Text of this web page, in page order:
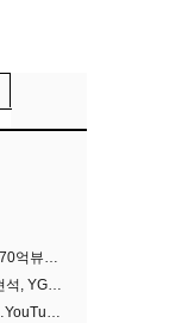
(Korea) YG 퍼포먼스 영상 69편 70억뷰…양현석 제작 철학 통했다
(Korea) “69편·70억 뷰 기적” 양현석, YG 퍼포먼스 비디오 100% 직접 만든 이유
BABYMONSTER、またも快挙…YouTubeワールドワイドトレンドで1位に